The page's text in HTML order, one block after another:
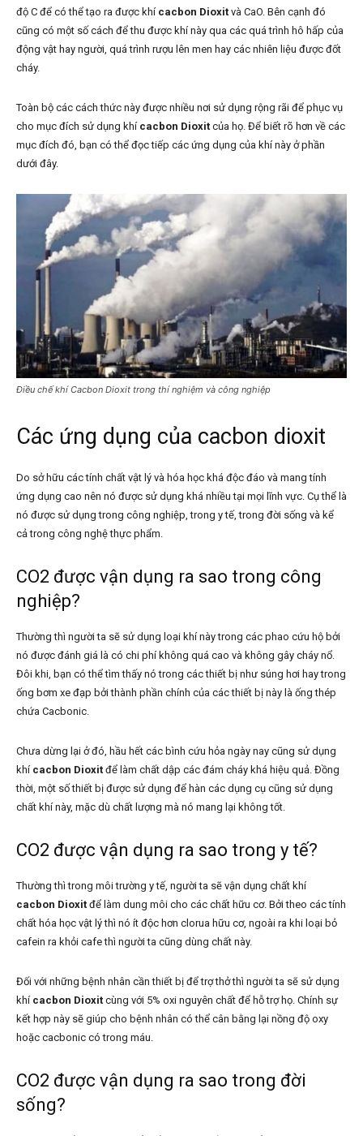
độ C để có thể tạo ra được khí cacbon Dioxit và CaO. Bên cạnh đó
cũng có một số cách để thu được khí này qua các quá trình hô hấp của
động vật hay người, quá trình rượu lên men hay các nhiên liệu được đốt
cháy.
Toàn bộ các cách thức này được nhiều nơi sử dụng rộng rãi để phục vụ
cho mục đích sử dụng khí cacbon Dioxit của họ. Để biết rõ hơn về các
mục đích đó, bạn có thể đọc tiếp các ứng dụng của khí này ở phần
dưới đây.
Điều chế khí Cacbon Dioxit trong thí nghiệm và công nghiệp
Các ứng dụng của cacbon dioxit
Do sở hữu các tính chất vật lý và hóa học khá độc đáo và mang tính
ứng dụng cao nên nó được sử dụng khá nhiều tại mọi lĩnh vực. Cụ thể là
nó được sử dụng trong công nghiệp, trong y tế, trong đời sống và kể
cả trong công nghệ thực phẩm.
CO2 được vận dụng ra sao trong công
nghiệp?
Thường thì người ta sẽ sử dụng loại khí này trong các phao cứu hộ bởi
nó được đánh giá là có chi phí không quá cao và không gây cháy nổ.
Đôi khi, bạn có thể tìm thấy nó trong các thiết bị như súng hơi hay trong
ống bơm xe đạp bởi thành phần chính của các thiết bị này là ống thép
chứa Cacbonic.
Chưa dừng lại ở đó, hầu hết các bình cứu hỏa ngày nay cũng sử dụng
khí cacbon Dioxit để làm chất dập các đám cháy khá hiệu quả. Đồng
thời, một số thiết bị được sử dụng để hàn các dụng cụ cũng sử dụng
chất khí này, mặc dù chất lượng mà nó mang lại không tốt.
CO2 được vận dụng ra sao trong y tế?
Thường thì trong môi trường y tế, người ta sẽ vận dụng chất khí
cacbon Dioxit để làm dung môi cho các chất hữu cơ. Bởi theo các tính
chất hóa học vật lý thì nó ít độc hơn clorua hữu cơ, ngoài ra khi loại bỏ
cafein ra khỏi cafe thì người ta cũng dùng chất này.
Đối với những bệnh nhân cần thiết bị để trợ thở thì người ta sẽ sử dụng
khí cacbon Dioxit cùng với 5% oxi nguyên chất để hỗ trợ họ. Chính sự
kết hợp này sẽ giúp cho bệnh nhân có thể cân bằng lại nồng độ oxy
hoặc cacbonic có trong máu.
CO2 được vận dụng ra sao trong đời
sống?